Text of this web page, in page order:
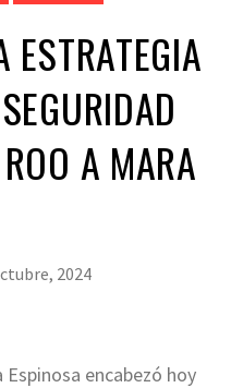
ESTRATEGIA
A MARA
2024
encabezó hoy